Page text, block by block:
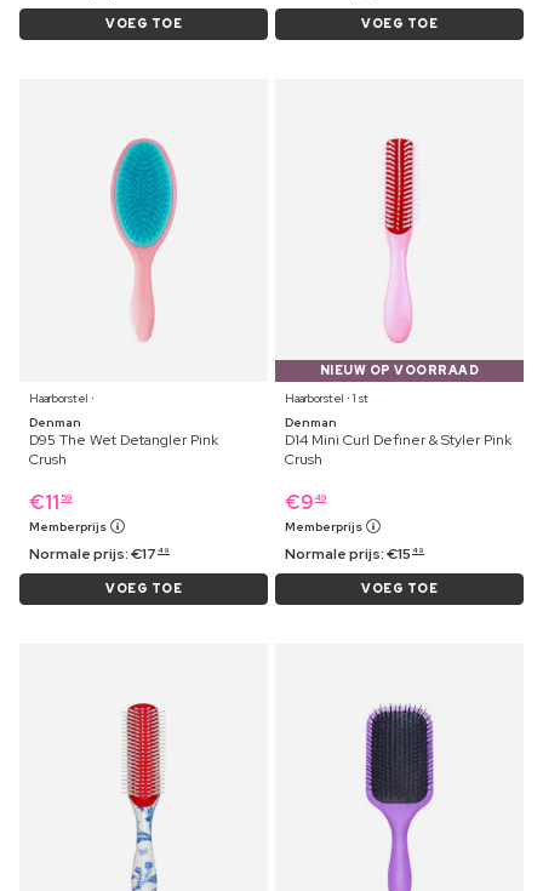
VOEG TOE VOEG TOE
Haarborstel ⋅
Denman
D95 The Wet Detangler Pink
Crush
€11 59
Memberprijs
Normale prijs:€17 49
VOEG TOE
NIEUW OP VOORRAAD
Haarborstel ⋅ 1 st
Denman
D14 Mini Curl Definer & Styler Pink
Crush
€9 49
Memberprijs
Normale prijs:€15 49
VOEG TOE